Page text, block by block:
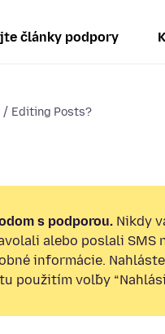
články podpory
Editing Posts?
s podporou. Nikdy
alebo poslali SMS
informácie.
použitím voľby